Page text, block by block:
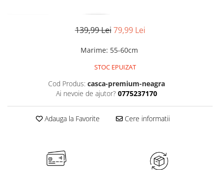
139,99 Lei 79,99 Lei
Marime: 55-60cm
STOC EPUIZAT
Cod Produs: casca-premium-neagra
Ai nevoie de ajutor? 0775237170
Adauga la Favorite Cere informatii